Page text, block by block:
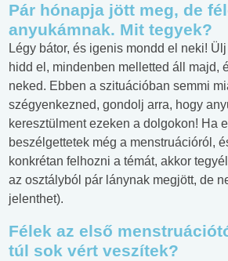
Pár hónapja jött meg, de
anyukámnak. Mit tegyek?
Légy bátor, és igenis mondd el neki!
hidd el, mindenben melletted áll majd,
neked. Ebben a szituációban semmi
szégyenkezned, gondolj arra, hogy
keresztülment ezeken a dolgokon! Ha
beszélgettetek még a menstruációról,
konkrétan felhozni a témát, akkor
az osztályból pár lánynak megjött, de
jelenthet).
Félek az első
túl sok vért veszítek?